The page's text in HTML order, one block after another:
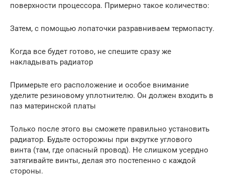
поверхности процессора. Примерно такое количество:
Затем, с помощью лопаточки разравниваем термопасту.
Когда все будет готово, не спешите сразу же
накладывать радиатор
Примерьте его расположение и особое внимание
уделите резиновому уплотнителю. Он должен входить в
паз материнской платы
Только после этого вы сможете правильно установить
радиатор. Будьте осторожны при вкрутке углового
винта (там, где опасный провод). Не слишком усердно
затягивайте винты, делая это постепенно с каждой
стороны.